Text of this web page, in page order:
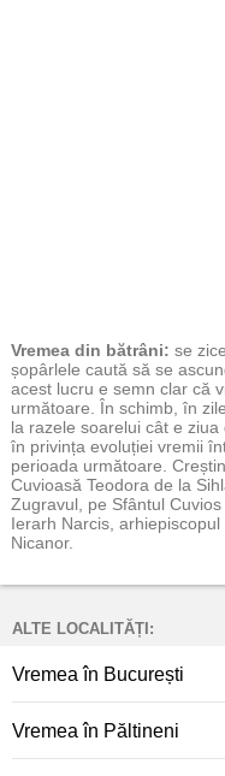
Vremea din bătrâni: se
șopârlele caută să se
acest lucru e semn clar că
următoare. În schimb, în
la razele soarelui cât e
în privința evoluției vremii
perioada următoare.
Cuvioasă Teodora de la
Zugravul, pe Sfântul
Ierarh Narcis,
Nicanor.
ALTE LOCALITĂȚI:
Vremea în București
Vremea în Păltineni